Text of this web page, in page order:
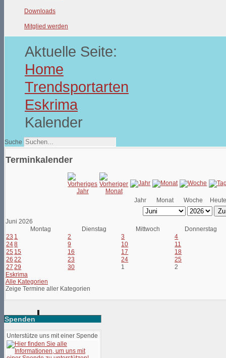
Downloads
Mitglied werden
Aktuelle Seite:
Home
Trendsportarten
Eskrima
Kalender
Suche
Terminkalender
Jahr Monat Woche Heute
Juni 2026
Montag
Dienstag Mittwoch
Donnerstag
23 1 2 3
4
248 9 10
11
25 15 16 17
18
26 22 23 24
25
27 29 30 1
2
Eskrima
Alle Kategorien
Zeige Termine aller Kategorien
Spenden
Unterstütze uns mit einer Spende